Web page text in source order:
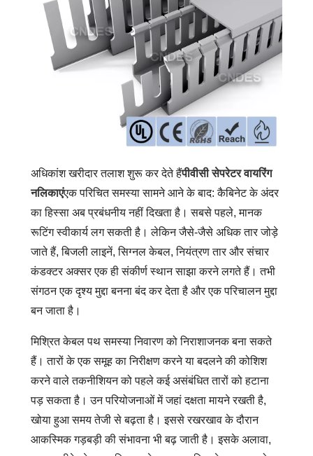
अधिकांश खरीदार तलाश शुरू कर देते हैंपीवीसी सेपरेटर वायरिंग
नलिकाएंएक परिचित समस्या सामने आने के बाद: कैबिनेट के अंदर
का हिस्सा अब प्रबंधनीय नहीं दिखता है। सबसे पहले, मानक
रूटिंग स्वीकार्य लग सकती है। लेकिन जैसे-जैसे अधिक तार जोड़े
जाते हैं, बिजली लाइनें, सिग्नल केबल, नियंत्रण तार और संचार
कंडक्टर अक्सर एक ही संकीर्ण स्थान साझा करने लगते हैं। तभी
संगठन एक दृश्य मुद्दा बनना बंद कर देता है और एक परिचालन मुद्दा
बन जाता है।
मिश्रित केबल पथ समस्या निवारण को निराशाजनक बना सकते
हैं। तारों के एक समूह का निरीक्षण करने या बदलने की कोशिश
करने वाले तकनीशियन को पहले कई असंबंधित तारों को हटाना
पड़ सकता है। उन परियोजनाओं में जहां दक्षता मायने रखती है,
खोया हुआ समय तेजी से बढ़ता है। इससे रखरखाव के दौरान
आकस्मिक गड़बड़ी की संभावना भी बढ़ जाती है। इसके अलावा,